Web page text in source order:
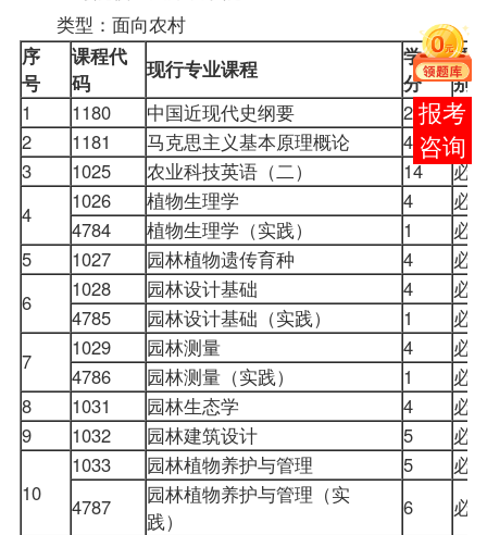
类型：面向农村
序
号
课程代
码
现行专业课程
学
分
课
别
1
1180 中国近现代史纲要 2
必
2
1181 马克思主义基本原理概论 4
必
3
1025 农业科技英语（二） 14 必
4
1026 植物生理学 4
必
4784
植物生理学（实践） 1
必
5
1027 园林植物遗传育种 4
必
6
1028 园林设计基础 4
必
4785
园林设计基础（实践） 1
必
7
1029 园林测量 4
必
4786
园林测量（实践） 1
必
8
1031 园林生态学 4
必
9
1032 园林建筑设计 5 必
10
1033 园林植物养护与管理 5
必
4787
园林植物养护与管理（实
践）
6 必
报考
咨询